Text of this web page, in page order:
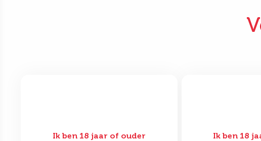
Ik ben 18 jaar of ouder Ik ben 18